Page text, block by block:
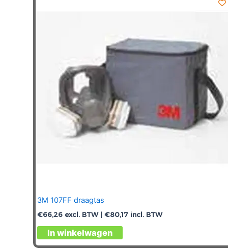
3M 107FF draagtas
€66,26 excl. BTW | €80,17 incl. BTW
In winkelwagen